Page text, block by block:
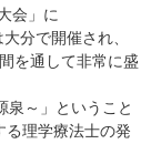
会」に
分で開催され、
を通して非常に盛
泉～」ということ
理学療法士の発